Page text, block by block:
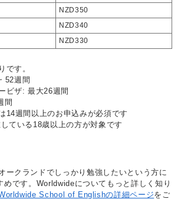
NZD350
NZD340
NZD330
です。
52週間
ビザ: 最大26週間
間
14週間以上のお申込みが必須です
ている18歳以上の方が対象です
ークランドでしっかり勉強したいという方に
めです。Worldwideについてもっと詳しく知り
School of Englishの詳細ページをご